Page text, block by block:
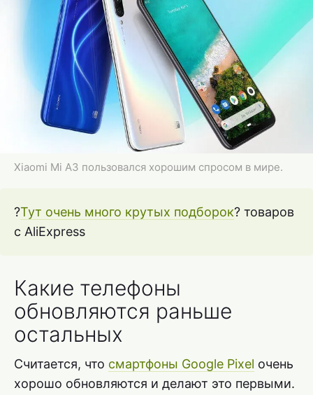
Xiaomi Mi A3 пользовался хорошим спросом в мире.
?Тут очень много крутых подборок? товаров
с AliExpress
Какие телефоны
обновляются раньше
остальных
Считается, что смартфоны Google Pixel очень
хорошо обновляются и делают это первыми.